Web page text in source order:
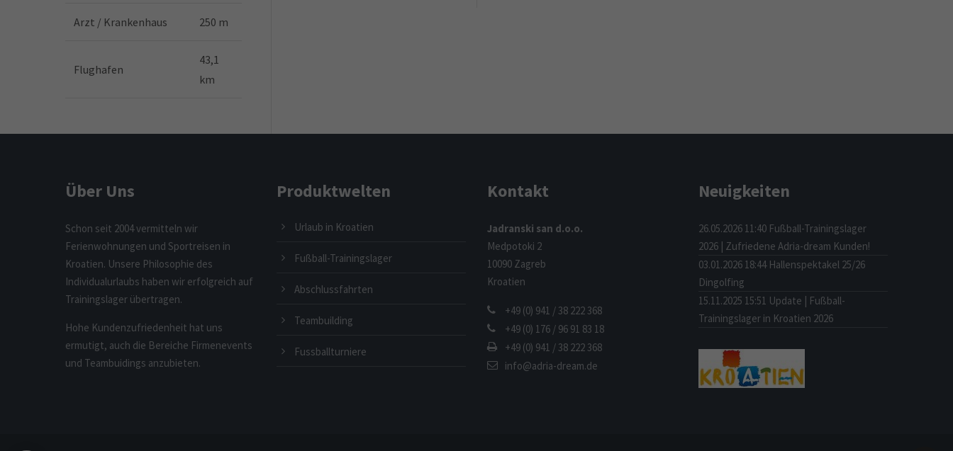
Arzt / Krankenhaus 250 m
Flughafen
43,1
km
Über Uns
Schon seit 2004 vermitteln wir
Ferienwohnungen und Sportreisen in
Kroatien. Unsere Philosophie des
Individualurlaubs haben wir erfolgreich auf
Trainingslager übertragen.
Hohe Kundenzufriedenheit hat uns
ermutigt, auch die Bereiche Firmenevents
und Teambuidings anzubieten.
Produktwelten
Urlaub in Kroatien
Fußball-Trainingslager
Abschlussfahrten
Teambuilding
Fussballturniere
Kontakt
Jadranski san d.o.o.
Medpotoki 2
10090 Zagreb
Kroatien
+49 (0) 941 / 38 222 368
+49 (0) 176 / 96 91 83 18
+49 (0) 941 / 38 222 368
info@adria-dream.de
Neuigkeiten
26.05.2026 11:40 Fußball-Trainingslager
2026 | Zufriedene Adria-dream Kunden!
03.01.2026 18:44 Hallenspektakel 25/26
Dingolfing
15.11.2025 15:51 Update | Fußball-
Trainingslager in Kroatien 2026